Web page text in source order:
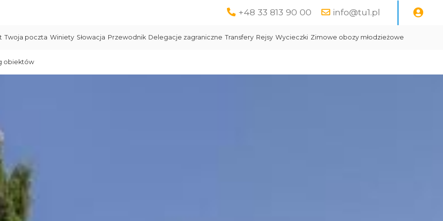
+48 33 813 90 00 info@tu1.pl
Twoja poczta Winiety Słowacja Przewodnik Delegacje zagraniczne Transfery Rejsy Wycieczki Zimowe obozy młodzieżowe
obiektów